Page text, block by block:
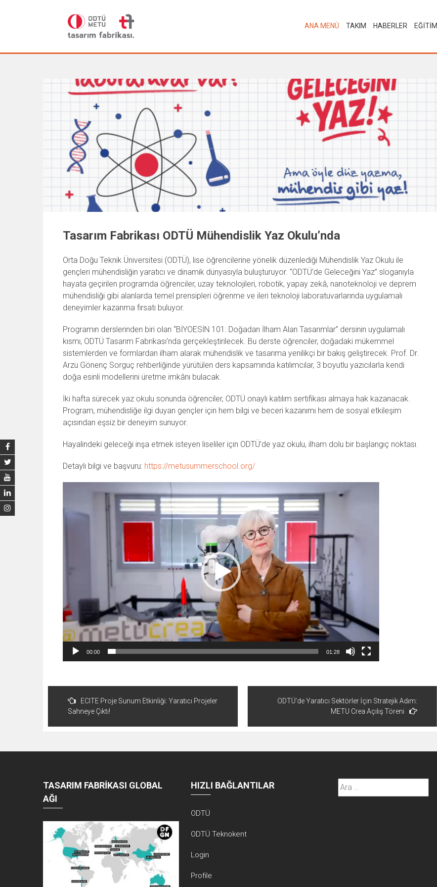
ANA MENÜ TAKIM HABERLER EĞİTİM
Tasarım Fabrikası ODTÜ Mühendislik Yaz Okulu’nda
Orta Doğu Teknik Üniversitesi (ODTÜ), lise öğrencilerine yönelik düzenlediği Mühendislik Yaz Okulu ile
gençleri mühendisliğin yaratıcı ve dinamik dünyasıyla buluşturuyor. “ODTÜ’de Geleceğini Yaz” sloganıyla
hayata geçirilen programda öğrenciler, uzay teknolojileri, robotik, yapay zekâ, nanoteknoloji ve deprem
mühendisliği gibi alanlarda temel prensipleri öğrenme ve ileri teknoloji laboratuvarlarında uygulamalı
deneyimler kazanma fırsatı buluyor.
Programın derslerinden biri olan “BİYOESİN 101: Doğadan İlham Alan Tasarımlar” dersinin uygulamalı
kısmı, ODTÜ Tasarım Fabrikası’nda gerçekleştirilecek. Bu derste öğrenciler, doğadaki mükemmel
sistemlerden ve formlardan ilham alarak mühendislik ve tasarıma yenilikçi bir bakış geliştirecek. Prof. Dr.
Arzu Gönenç Sorguç rehberliğinde yürütülen ders kapsamında katılımcılar, 3 boyutlu yazıcılarla kendi
doğa esinli modellerini üretme imkânı bulacak.
İki hafta sürecek yaz okulu sonunda öğrenciler, ODTÜ onaylı katılım sertifikası almaya hak kazanacak.
Program, mühendisliğe ilgi duyan gençler için hem bilgi ve beceri kazanımı hem de sosyal etkileşim
açısından eşsiz bir deneyim sunuyor.
Hayalindeki geleceği inşa etmek isteyen liseliler için ODTÜ’de yaz okulu, ilham dolu bir başlangıç noktası.
Detaylı bilgi ve başvuru: https://metusummerschool.org/
00:00 01:28
Yazı
dolaşımıECITE Proje Sunum Etkinliği: Yaratıcı Projeler
Sahneye Çıktı!
ODTÜ’de Yaratıcı Sektörler İçin Stratejik Adım:
METU Crea Açılış Töreni
TASARIM FABRİKASI GLOBAL
AĞI
HIZLI BAĞLANTILAR
ODTÜ
ODTÜ Teknokent
Login
Profile
Arama: